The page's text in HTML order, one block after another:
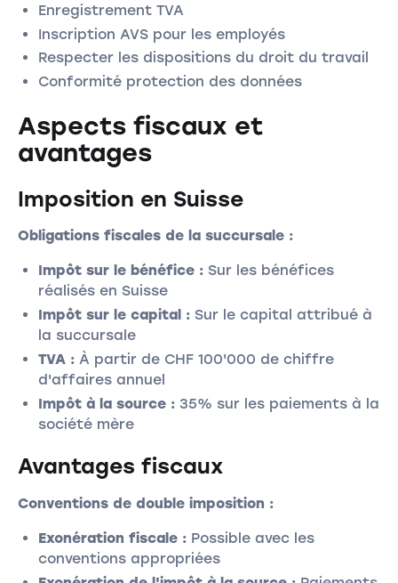
Enregistrement TVA
Inscription AVS pour les employés
Respecter les dispositions du droit du travail
Conformité protection des données
Aspects fiscaux et
avantages
Imposition en Suisse
Obligations fiscales de la succursale :
Impôt sur le bénéfice : Sur les bénéfices
réalisés en Suisse
Impôt sur le capital : Sur le capital attribué à
la succursale
TVA : À partir de CHF 100'000 de chiffre
d'affaires annuel
Impôt à la source : 35% sur les paiements à la
société mère
Avantages fiscaux
Conventions de double imposition :
Exonération fiscale : Possible avec les
conventions appropriées